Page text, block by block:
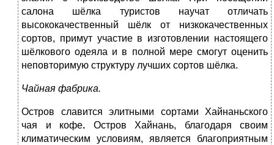
салона шёлка туристов научат отличать
высококачественный шёлк от низкокачественных
сортов, примут участие в изготовлении настоящего
шёлкового одеяла и в полной мере смогут оценить
неповторимую структуру лучших сортов шёлка.
Чайная фабрика.
Остров славится элитными сортами Хайнаньского
чая и кофе. Остров Хайнань, благодаря своим
климатическим условиям, является благоприятным